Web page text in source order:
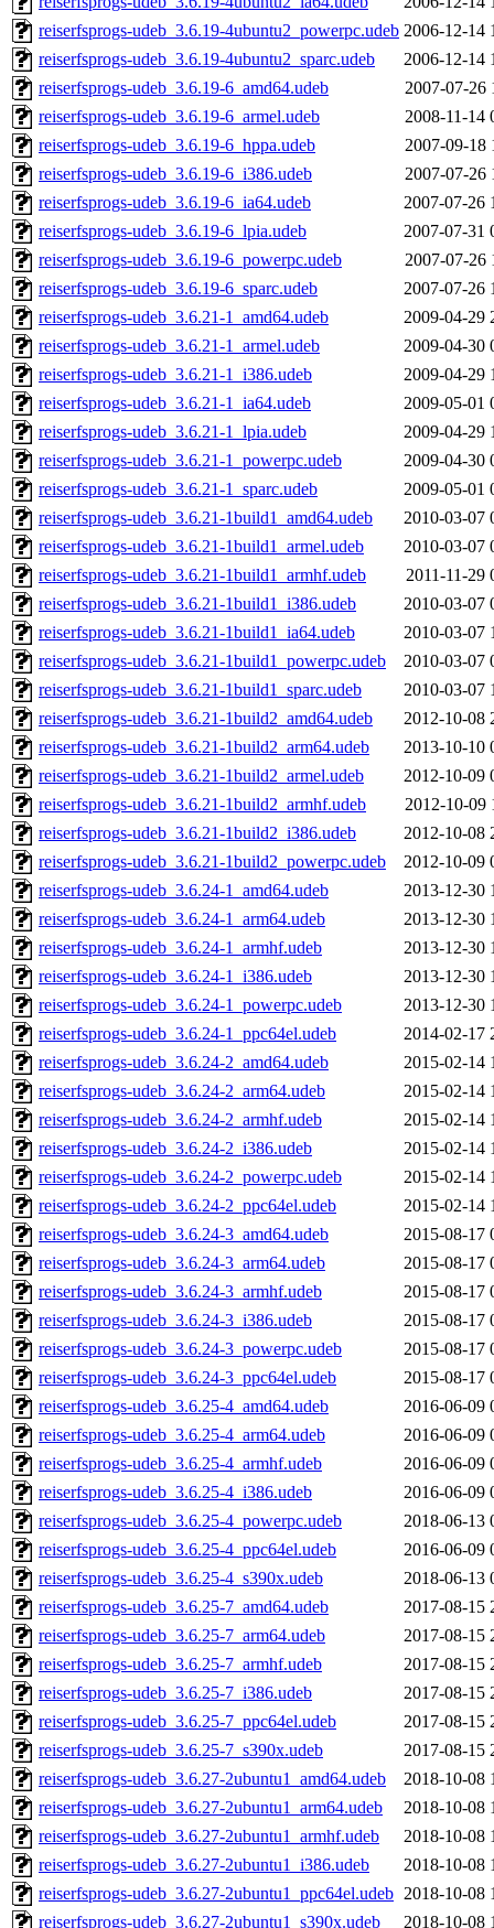
reiserfsprogs-udeb_3.6.19-4ubuntu2_powerpc.udeb 2006-12-14
reiserfsprogs-udeb_3.6.19-4ubuntu2_sparc.udeb
2006-12-14
reiserfsprogs-udeb_3.6.19-6_amd64.udeb
2007-07-26
reiserfsprogs-udeb_3.6.19-6_armel.udeb
2008-11-14
reiserfsprogs-udeb_3.6.19-6_hppa.udeb
2007-09-18
reiserfsprogs-udeb_3.6.19-6_i386.udeb
2007-07-26
reiserfsprogs-udeb_3.6.19-6_ia64.udeb
2007-07-26
reiserfsprogs-udeb_3.6.19-6_lpia.udeb
2007-07-31
reiserfsprogs-udeb_3.6.19-6_powerpc.udeb
2007-07-26
reiserfsprogs-udeb_3.6.19-6_sparc.udeb
2007-07-26
reiserfsprogs-udeb_3.6.21-1_amd64.udeb
2009-04-29
reiserfsprogs-udeb_3.6.21-1_armel.udeb
2009-04-30
reiserfsprogs-udeb_3.6.21-1_i386.udeb
2009-04-29
reiserfsprogs-udeb_3.6.21-1_ia64.udeb
2009-05-01
reiserfsprogs-udeb_3.6.21-1_lpia.udeb
2009-04-29
reiserfsprogs-udeb_3.6.21-1_powerpc.udeb
2009-04-30
reiserfsprogs-udeb_3.6.21-1_sparc.udeb
2009-05-01
reiserfsprogs-udeb_3.6.21-1build1_amd64.udeb
2010-03-07
reiserfsprogs-udeb_3.6.21-1build1_armel.udeb
2010-03-07
reiserfsprogs-udeb_3.6.21-1build1_armhf.udeb
2011-11-29
reiserfsprogs-udeb_3.6.21-1build1_i386.udeb
2010-03-07
reiserfsprogs-udeb_3.6.21-1build1_ia64.udeb
2010-03-07
reiserfsprogs-udeb_3.6.21-1build1_powerpc.udeb
2010-03-07
reiserfsprogs-udeb_3.6.21-1build1_sparc.udeb
2010-03-07
reiserfsprogs-udeb_3.6.21-1build2_amd64.udeb
2012-10-08
reiserfsprogs-udeb_3.6.21-1build2_arm64.udeb
2013-10-10
reiserfsprogs-udeb_3.6.21-1build2_armel.udeb
2012-10-09
reiserfsprogs-udeb_3.6.21-1build2_armhf.udeb
2012-10-09
reiserfsprogs-udeb_3.6.21-1build2_i386.udeb
2012-10-08
reiserfsprogs-udeb_3.6.21-1build2_powerpc.udeb
2012-10-09
reiserfsprogs-udeb_3.6.24-1_amd64.udeb
2013-12-30
reiserfsprogs-udeb_3.6.24-1_arm64.udeb
2013-12-30
reiserfsprogs-udeb_3.6.24-1_armhf.udeb
2013-12-30
reiserfsprogs-udeb_3.6.24-1_i386.udeb
2013-12-30
reiserfsprogs-udeb_3.6.24-1_powerpc.udeb
2013-12-30
reiserfsprogs-udeb_3.6.24-1_ppc64el.udeb
2014-02-17
reiserfsprogs-udeb_3.6.24-2_amd64.udeb
2015-02-14
reiserfsprogs-udeb_3.6.24-2_arm64.udeb
2015-02-14
reiserfsprogs-udeb_3.6.24-2_armhf.udeb
2015-02-14
reiserfsprogs-udeb_3.6.24-2_i386.udeb
2015-02-14
reiserfsprogs-udeb_3.6.24-2_powerpc.udeb
2015-02-14
reiserfsprogs-udeb_3.6.24-2_ppc64el.udeb
2015-02-14
reiserfsprogs-udeb_3.6.24-3_amd64.udeb
2015-08-17
reiserfsprogs-udeb_3.6.24-3_arm64.udeb
2015-08-17
reiserfsprogs-udeb_3.6.24-3_armhf.udeb
2015-08-17
reiserfsprogs-udeb_3.6.24-3_i386.udeb
2015-08-17
reiserfsprogs-udeb_3.6.24-3_powerpc.udeb
2015-08-17
reiserfsprogs-udeb_3.6.24-3_ppc64el.udeb
2015-08-17
reiserfsprogs-udeb_3.6.25-4_amd64.udeb
2016-06-09
reiserfsprogs-udeb_3.6.25-4_arm64.udeb
2016-06-09
reiserfsprogs-udeb_3.6.25-4_armhf.udeb
2016-06-09
reiserfsprogs-udeb_3.6.25-4_i386.udeb
2016-06-09
reiserfsprogs-udeb_3.6.25-4_powerpc.udeb
2018-06-13
reiserfsprogs-udeb_3.6.25-4_ppc64el.udeb
2016-06-09
reiserfsprogs-udeb_3.6.25-4_s390x.udeb
2018-06-13
reiserfsprogs-udeb_3.6.25-7_amd64.udeb
2017-08-15
reiserfsprogs-udeb_3.6.25-7_arm64.udeb
2017-08-15
reiserfsprogs-udeb_3.6.25-7_armhf.udeb
2017-08-15
reiserfsprogs-udeb_3.6.25-7_i386.udeb
2017-08-15
reiserfsprogs-udeb_3.6.25-7_ppc64el.udeb
2017-08-15
reiserfsprogs-udeb_3.6.25-7_s390x.udeb
2017-08-15
reiserfsprogs-udeb_3.6.27-2ubuntu1_amd64.udeb
2018-10-08
reiserfsprogs-udeb_3.6.27-2ubuntu1_arm64.udeb
2018-10-08
reiserfsprogs-udeb_3.6.27-2ubuntu1_armhf.udeb
2018-10-08
reiserfsprogs-udeb_3.6.27-2ubuntu1_i386.udeb
2018-10-08
reiserfsprogs-udeb_3.6.27-2ubuntu1_ppc64el.udeb 2018-10-08
reiserfsprogs-udeb_3.6.27-2ubuntu1_s390x.udeb
2018-10-08